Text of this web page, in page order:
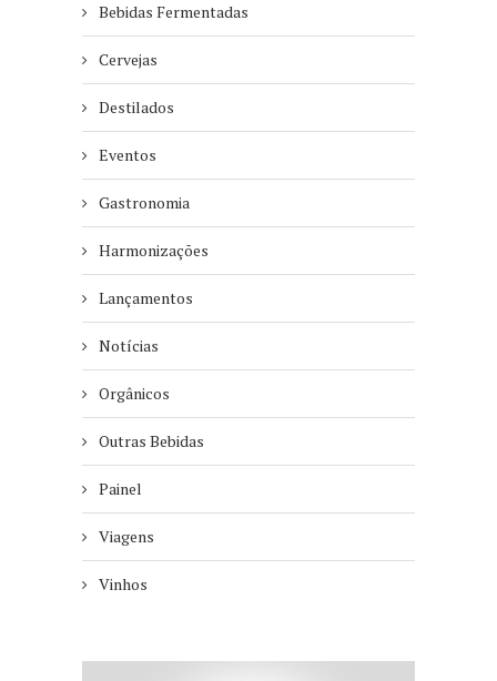
Bebidas Fermentadas
Cervejas
Destilados
Eventos
Gastronomia
Harmonizações
Lançamentos
Notícias
Orgânicos
Outras Bebidas
Painel
Viagens
Vinhos